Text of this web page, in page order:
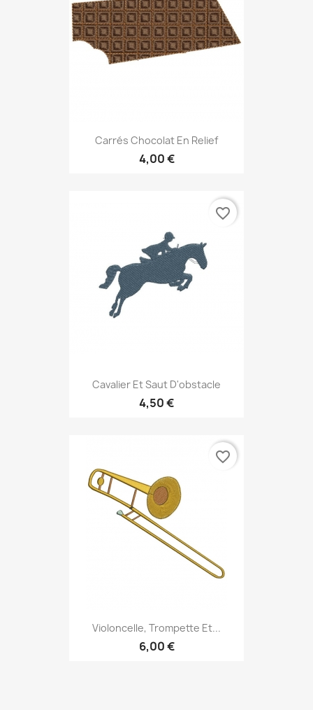
Carrés Chocolat En Relief
4,00 €
Cavalier Et Saut D'obstacle
4,50 €
favorite_border
Violoncelle, Trompette Et...
6,00 €
favorite_border